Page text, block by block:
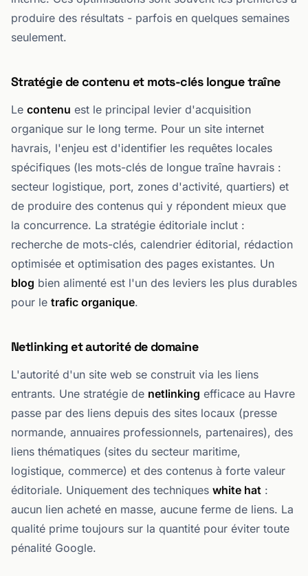
produire des résultats - parfois en quelques semaines
seulement.
Stratégie de contenu et mots-clés longue traîne
Le contenu est le principal levier d'acquisition
organique sur le long terme. Pour un site internet
havrais, l'enjeu est d'identifier les requêtes locales
spécifiques (les mots-clés de longue traîne havrais :
secteur logistique, port, zones d'activité, quartiers) et
de produire des contenus qui y répondent mieux que
la concurrence. La stratégie éditoriale inclut :
recherche de mots-clés, calendrier éditorial, rédaction
optimisée et optimisation des pages existantes. Un
blog bien alimenté est l'un des leviers les plus durables
pour le trafic organique.
Netlinking et autorité de domaine
L'autorité d'un site web se construit via les liens
entrants. Une stratégie de netlinking efficace au Havre
passe par des liens depuis des sites locaux (presse
normande, annuaires professionnels, partenaires), des
liens thématiques (sites du secteur maritime,
logistique, commerce) et des contenus à forte valeur
éditoriale. Uniquement des techniques white hat :
aucun lien acheté en masse, aucune ferme de liens. La
qualité prime toujours sur la quantité pour éviter toute
pénalité Google.